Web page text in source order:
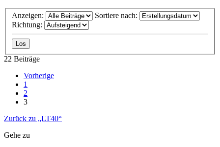
Anzeigen:
Sortiere nach:
Richtung:
22 Beiträge
Vorherige
1
2
3
Zurück zu „LT40“
Gehe zu